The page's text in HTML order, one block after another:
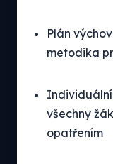
Plán
metodika
všechny
opatřením